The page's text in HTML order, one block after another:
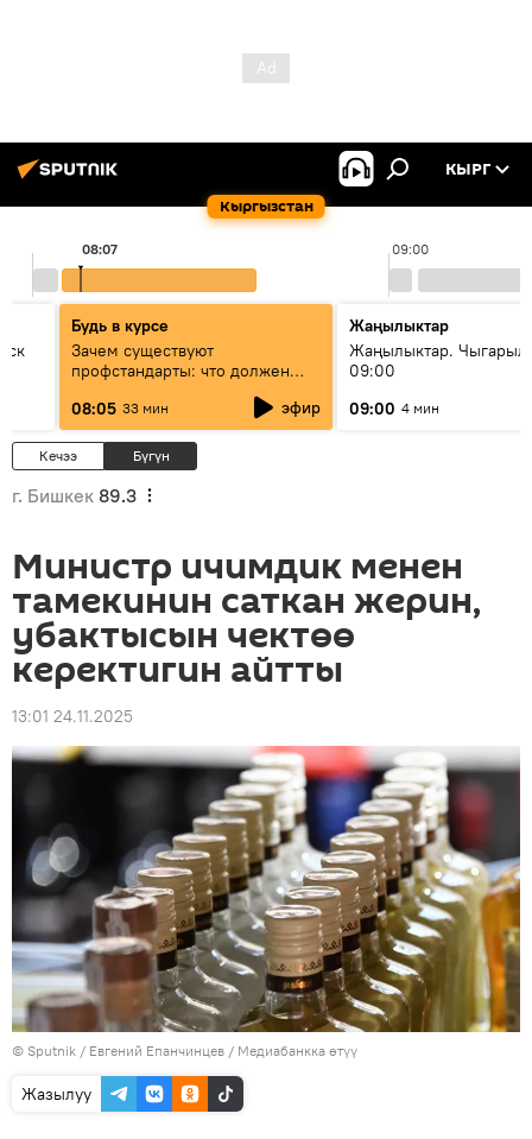
Кыргызстан
КЫРГ
09:00
08:07
Будь в курсе
Зачем существуют
профстандарты: что должен
знать каждый специалист о
своей профессии
08:05 33 мин эфир
Жаңылыктар
Жаңылыктар.
09:00
09:00 4 мин
Кечээ Бүгүн
г. Бишкек 89.3
Министр ичимдик менен
тамекинин саткан жерин,
убактысын чектөө
керектигин айтты
13:01 24.11.2025
© Sputnik / Евгений Епанчинцев / Медиабанкка өтүү
Жазылуу